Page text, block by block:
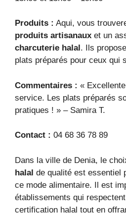
Produits : Aqui, vous
produits artisanaux et un
charcuterie halal. Ils
plats préparés pour ceux qui
Commentaires : «
service. Les plats préparés
pratiques ! » – Samira T.
Contact : 04 68 36 78 89
Dans la ville de Denia, le
halal de qualité est essentiel
ce mode alimentaire. Il est
établissements qui
certification halal tout en